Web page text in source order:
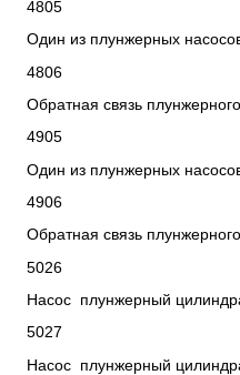
4805
Один из плунжерных
4806
Обратная связь
4905
Один из плунжерных
4906
Обратная связь
5026
Насос плунжерный
5027
Насос плунжерный